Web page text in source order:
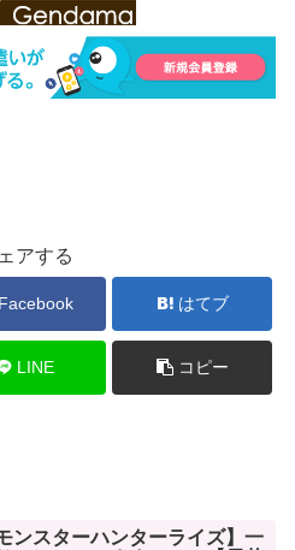
アする
Facebook はてブ
LINE コピー
モンスターハンターライズ】一